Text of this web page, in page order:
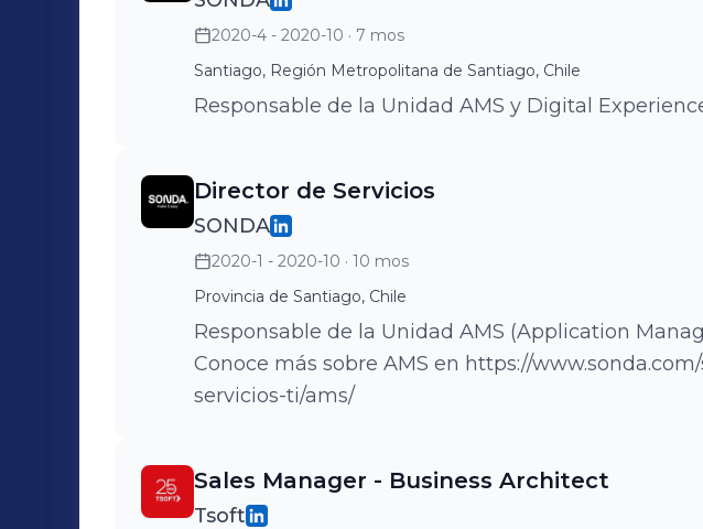
2020-4 - 2020-10 · 7 mos
Santiago, Región Metropolitana de Santiago, Chile
Responsable de la Unidad AMS y Digital
Director de Servicios
SONDA
2020-1 - 2020-10 · 10 mos
Provincia de Santiago, Chile
Responsable de la Unidad AMS (Application
Conoce más sobre AMS en https://
servicios-ti/ams/
Sales Manager - Business Architect
Tsoft